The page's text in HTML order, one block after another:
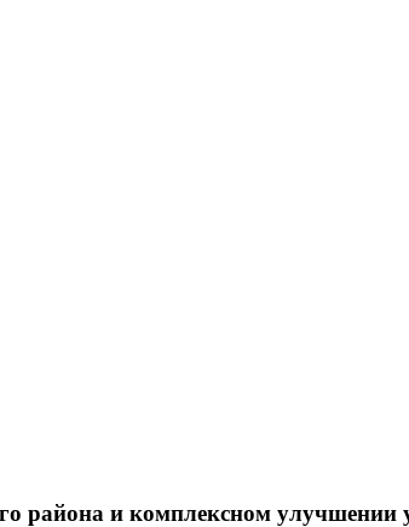
района и комплексном улучшении